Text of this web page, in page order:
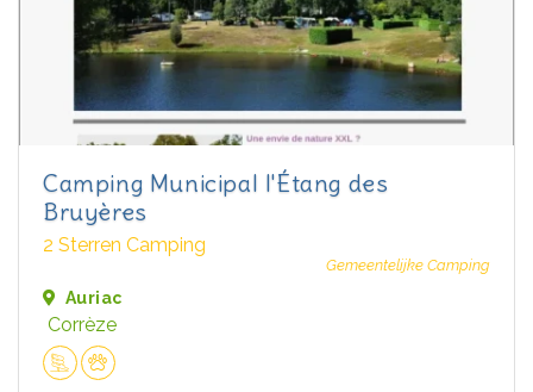
Camping Municipal l'Étang des
Bruyères
2 Sterren Camping
Gemeentelijke Camping
Auriac
Corrèze